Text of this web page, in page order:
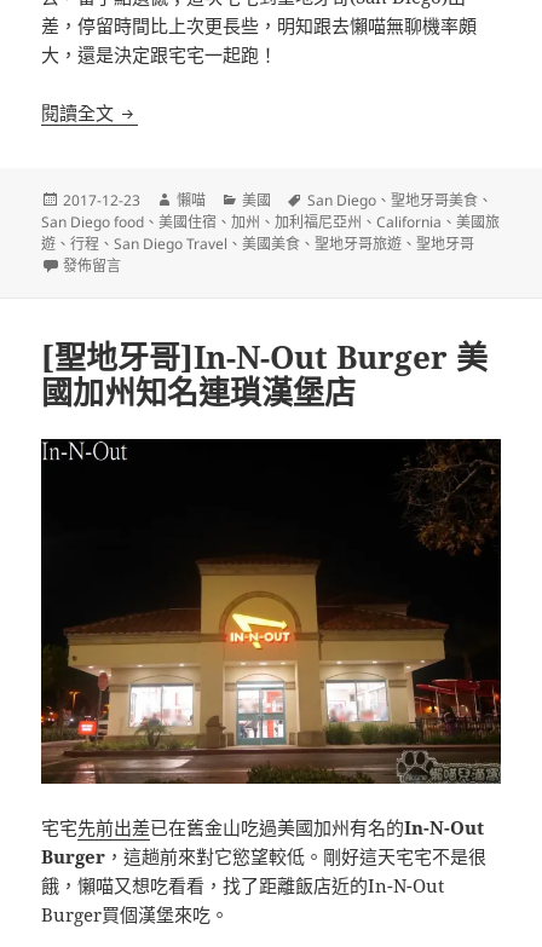
差，停留時間比上次更長些，明知跟去懶喵無聊機率頗
大，還是決定跟宅宅一起跑！
閱讀全文 美國San Diego(聖地牙哥)短暫生活筆記
發
佈
日
期:
2017-12-23
作
者
懶喵
分
類
美國
標
籤
San Diego 、聖地牙哥美食 、
San Diego food 、美國住宿 、加州 、加利福尼亞州 、California 、美國旅
遊 、行程 、San Diego Travel 、美國美食 、聖地牙哥旅遊 、聖地牙哥
在〈美國San Diego(聖地牙哥)短暫生活筆記〉
發佈留言
[聖地牙哥]In-N-Out Burger 美
國加州知名連瑣漢堡店
宅宅先前出差已在舊金山吃過美國加州有名的In-N-Out
Burger ，這趟前來對它慾望較低。剛好這天宅宅不是很
餓，懶喵又想吃看看，找了距離飯店近的In-N-Out
Burger買個漢堡來吃。